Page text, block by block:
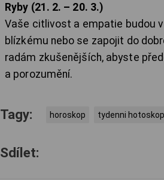
Ryby (21. 2. – 20. 3.)
Vaše citlivost a empatie budou
blízkému nebo se zapojit do
radám zkušenějších, abyste
a porozumění.
Tagy: horoskop tydenni hotoskop
Sdílet: